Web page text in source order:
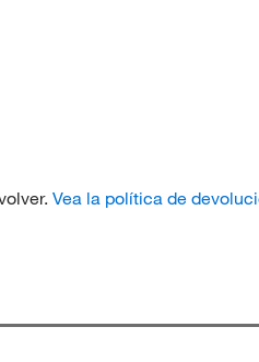
Vea la política de